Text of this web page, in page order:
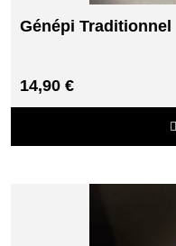
Génépi Traditionnel
14,90 €